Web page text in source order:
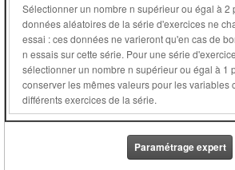
Sélectionner un nombre n supérieur ou égal à 2
données aléatoires de la série d'exercices ne
essai : ces données ne varieront qu'en cas de bonne réponse ou après
n essais sur cette série. Pour une série d'exercices dont l'ordre est fixé,
sélectionner un nombre n supérieur ou égal à 1 permet de plus de
conserver les mêmes valeurs pour les variables
différents exercices de la série.
Paramétrage expert